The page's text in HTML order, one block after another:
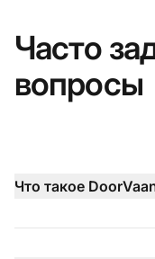
Часто
вопросы
Что такое